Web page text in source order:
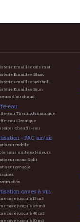
Emaillée Gris mat
Emaillée Blanc
Emaillée Noir brill.
Emaillée Brun
d'air chaud
eau
eau Thermodynamique
eau Electrique
Chauffe-eau
- PAC air/air
mobile
sans unité extérieure
mono Split
console
caves à vin
cave jusqu'à 15 m3
cave jusqu'à 25 m3
cave jusqu'à 40 m3
cave jusqu'à 50 m3